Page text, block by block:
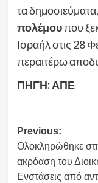
τα
πολέμουπου
Ισραήλ στις 28
περαιτέρω
ΠΗΓΗ: ΑΠΕ
Post
Previous:
Ολοκληρώθηκε
ακρόαση του
Ενστάσεις από